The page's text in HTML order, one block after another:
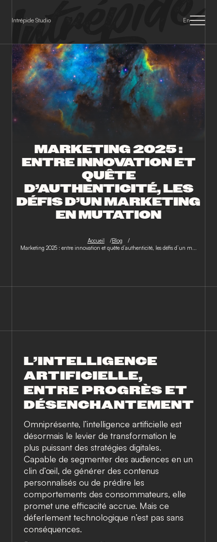
Intrépide Studio En
MARKETING 2025 :
ENTRE INNOVATION ET
QUÊTE
D’AUTHENTICITÉ, LES
DÉFIS D’UN MARKETING
EN MUTATION
Accueil
Blog
Marketing 2025 : entre innovation et quête d’authenticité, les défis d’un m...
L’INTELLIGENCE
ARTIFICIELLE,
ENTRE PROGRÈS ET
DÉSENCHANTEMENT
Omniprésente, l’intelligence artificielle est
désormais le levier de transformation le
plus puissant des stratégies digitales.
Capable de segmenter des audiences en un
clin d’œil, de générer des contenus
personnalisés ou de prédire les
comportements des consommateurs, elle
promet une efficacité accrue. Mais ce
déferlement technologique n’est pas sans
conséquences.